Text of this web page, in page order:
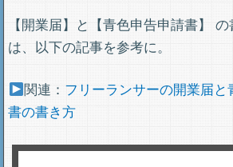
【開業届】と【青色申告申請書】
は、以下の記事を参考に。
関連： フリーランサーの開業届と
書の書き方